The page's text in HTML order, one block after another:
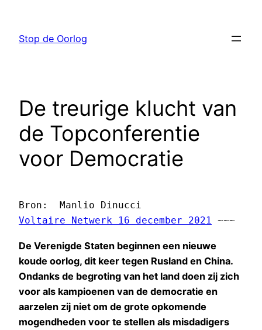
Stop de Oorlog
De treurige klucht van
de Topconferentie
voor Democratie
Voltaire Netwerk 16 december 2021 ~~~
De Verenigde Staten beginnen een nieuwe
koude oorlog, dit keer tegen Rusland en China.
Ondanks de begroting van het land doen zij zich
voor als kampioenen van de democratie en
aarzelen zij niet om de grote opkomende
mogendheden voor te stellen als misdadigers